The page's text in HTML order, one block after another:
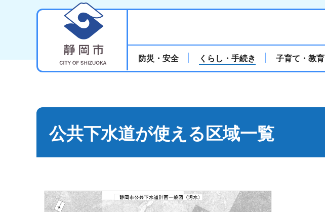
防災・安全 くらし・手続き 子育て・教育
公共下水道が使える区域一覧